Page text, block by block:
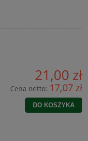
21,00 zł
Cena netto: 17,07 zł
DO KOSZYKA